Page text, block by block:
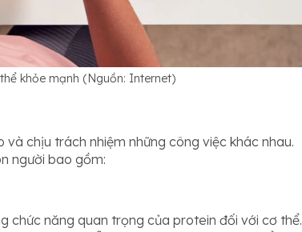
khỏe mạnh (Nguồn: Internet)
chịu trách nhiệm những công việc khác nhau.
người bao gồm:
chức năng quan trọng của protein đối với cơ thể.